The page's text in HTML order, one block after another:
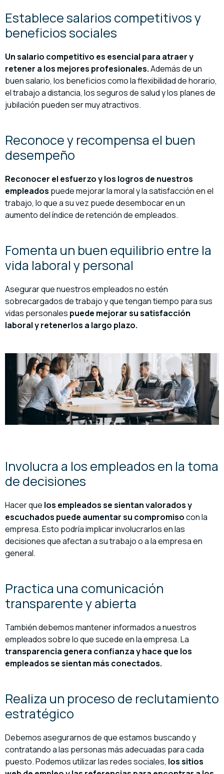
Establece salarios competitivos y
beneficios sociales
Un salario competitivo es esencial para atraer y
retener a los mejores profesionales.Además de un
buen salario, los beneficios como la flexibilidad de horario,
el trabajo a distancia, los seguros de salud y los planes de
jubilación pueden ser muy atractivos.
Reconoce y recompensa el buen
desempeño
Reconocer el esfuerzoy los logros de nuestros
empleados puede mejorar la moral y la satisfacción en el
trabajo, lo que a su vez puede desembocar en un
aumento del índice de retención de empleados.
Fomenta un buen equilibrio entre la
vida laboral y personal
Asegurar que nuestros empleados no estén
sobrecargados de trabajo y que tengan tiempo para sus
vidas personales puede mejorar su satisfacción
laboraly retenerlos a largo plazo.
Involucra a los empleados en la toma
de decisiones
Hacer que los empleados se sientan valoradosy
escuchados puede aumentar su compromisocon la
empresa. Esto podría implicar involucrarlos en las
decisiones que afectan a su trabajo o a la empresa en
general.
Practica una comunicación
transparente y abierta
También debemos mantener informados a nuestros
empleados sobre lo que sucede en la empresa. La
transparencia genera confianza y hace que los
empleados se sientan más conectados.
Realiza un proceso de reclutamiento
estratégico
Debemos asegurarnos de que estamos buscando y
contratando a las personas más adecuadas para cada
puesto. Podemos utilizar las redes sociales, los sitios